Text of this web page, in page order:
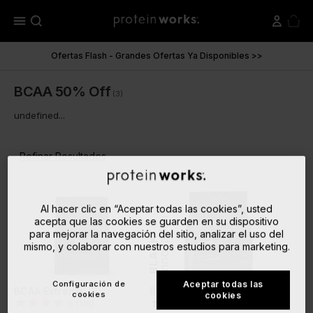
menu
Ofertas Flash - Grandes Ofertas Ya Disponibles >>
BCAA 50% Off (3)
undefined...
Refinar Resultados
BCAA Extreme
BLACKInnovation
BCAA 2:1:1
( 501)
Al hacer clic en “Aceptar todas las cookies”, usted
acepta que las cookies se guarden en su dispositivo
para mejorar la navegación del sitio, analizar el uso del
mismo, y colaborar con nuestros estudios para marketing.
Aceptar todas las
cookies
Configuración de
cookies